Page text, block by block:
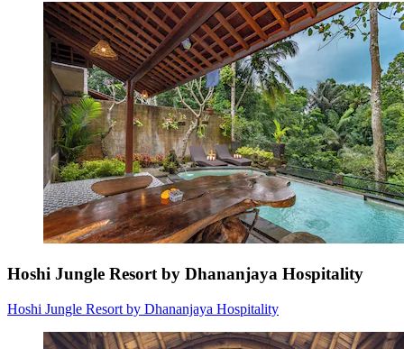
Hoshi Jungle Resort by Dhananjaya Hospitality
Hoshi Jungle Resort by Dhananjaya Hospitality